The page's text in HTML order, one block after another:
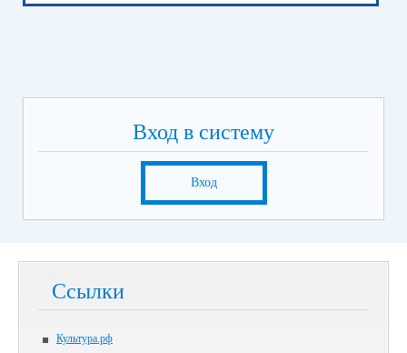
Вход в систему
Вход
Ссылки
Культура.рф